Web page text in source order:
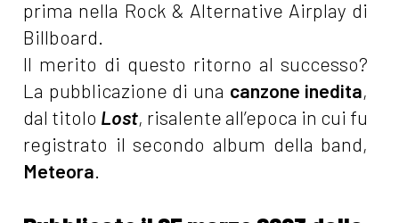
prima nella Rock & Alternative Airplay di
Billboard.
Il merito di questo ritorno al successo?
La pubblicazione di una canzone inedita,
dal titolo Lost, risalente all’epoca in cui fu
registrato il secondo album della band,
Meteora